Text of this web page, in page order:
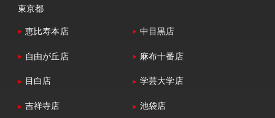
東京都
恵比寿本店 中目黒店
自由が丘店 麻布十番店
目白店 学芸大学店
吉祥寺店 池袋店